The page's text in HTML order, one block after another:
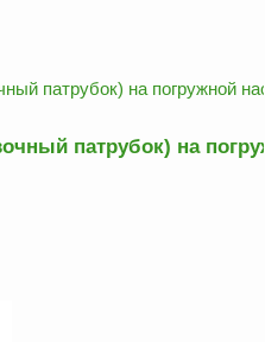
патрубок) на